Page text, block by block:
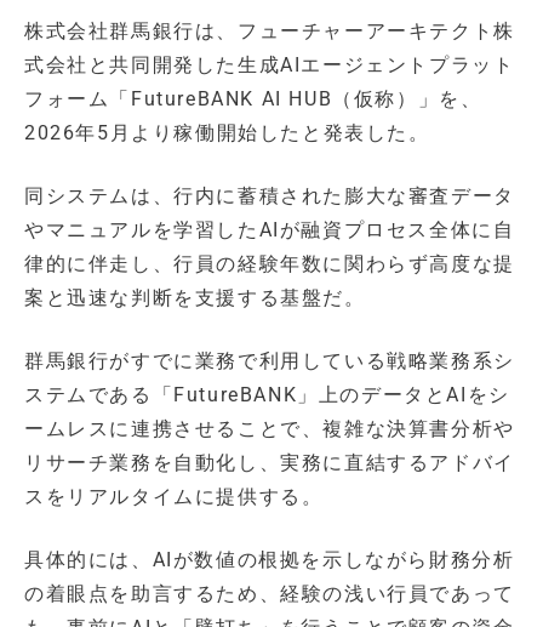
株式会社群馬銀行は、フューチャーアーキテクト株
式会社と共同開発した生成AIエージェントプラット
フォーム「FutureBANK AI HUB（仮称）」を、
2026年5月より稼働開始したと発表した。
同システムは、行内に蓄積された膨大な審査データ
やマニュアルを学習したAIが融資プロセス全体に自
律的に伴走し、行員の経験年数に関わらず高度な提
案と迅速な判断を支援する基盤だ。
群馬銀行がすでに業務で利用している戦略業務系シ
ステムである「FutureBANK」上のデータとAIをシ
ームレスに連携させることで、複雑な決算書分析や
リサーチ業務を自動化し、実務に直結するアドバイ
スをリアルタイムに提供する。
具体的には、AIが数値の根拠を示しながら財務分析
の着眼点を助言するため、経験の浅い行員であって